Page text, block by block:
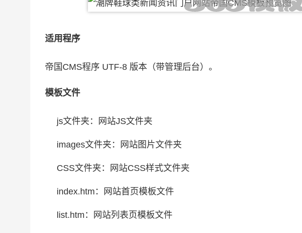
适用程序
帝国CMS程序 UTF-8 版本（带管理后台）。
模板文件
js文件夹：网站JS文件夹
images文件夹：网站图片文件夹
CSS文件夹：网站CSS样式文件夹
index.htm：网站首页模板文件
list.htm：网站列表页模板文件